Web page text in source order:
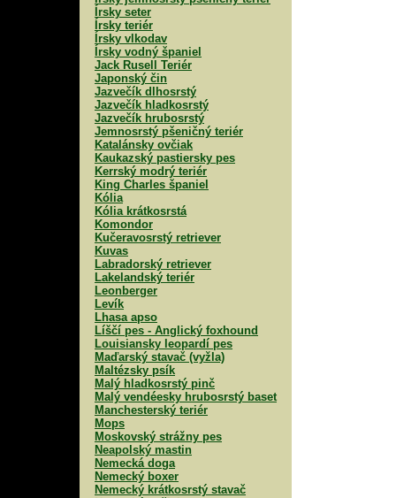
Írsky seter
Írsky teriér
Írsky vlkodav
Írsky vodný španiel
Jack Rusell Teriér
Japonský čin
Jazvečík dlhosrstý
Jazvečík hladkosrstý
Jazvečík hrubosrstý
Jemnosrstý pšeničný teriér
Katalánsky ovčiak
Kaukazský pastiersky pes
Kerrský modrý teriér
King Charles španiel
Kólia
Kólia krátkosrstá
Komondor
Kučeravosrstý retriever
Kuvas
Labradorský retriever
Lakelandský teriér
Leonberger
Levík
Lhasa apso
Líščí pes - Anglický foxhound
Louisiansky leopardí pes
Maďarský stavač (vyžla)
Maltézsky psík
Malý hladkosrstý pinč
Malý vendéesky hrubosrstý baset
Manchesterský teriér
Mops
Moskovský strážny pes
Neapolský mastin
Nemecká doga
Nemecký boxer
Nemecký krátkosrstý stavač